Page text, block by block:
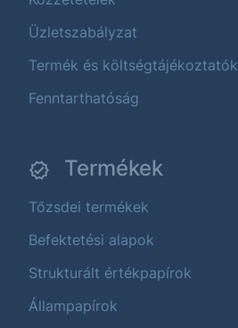
Üzletszabályzat
Termék és költségtájékoztatók
Fenntarthatóság
Termékek
Tőzsdei termékek
Befektetési alapok
Strukturált értékpapírok
Állampapírok